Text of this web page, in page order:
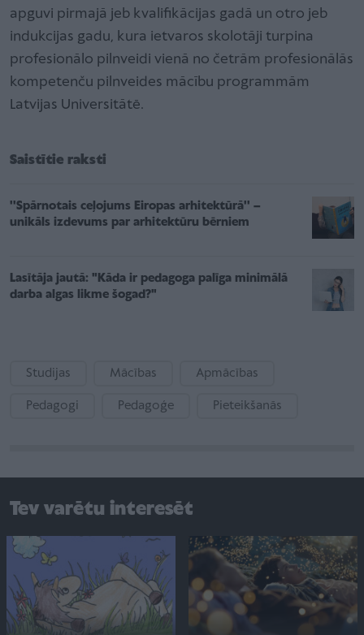
apguvi pirmajā jeb kvalifikācijas gadā un otro jeb
indukcijas gadu, kura ietvaros skolotāji turpina
profesionālo pilnveidi vienā no četrām profesionālās
kompetenču pilnveides mācību programmām
Latvijas Universitātē.
Saistītie raksti
''Spārnotais ceļojums Eiropas arhitektūrā'' –
unikāls izdevums par arhitektūru bērniem
Lasītāja jautā: "Kāda ir pedagoga palīga minimālā
darba algas likme šogad?"
Studijas Mācības Apmācības
Pedagogi Pedagoģe Pieteikšanās
Tev varētu interesēt